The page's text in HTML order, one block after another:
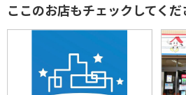
ここのお店もチェックしてくだ